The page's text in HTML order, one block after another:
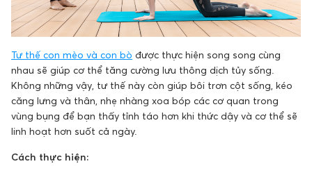
Tư thế con mèo và con bò được thực hiện song song cùng
nhau sẽ giúp cơ thể tăng cường lưu thông dịch tủy sống.
Không những vậy, tư thế này còn giúp bôi trơn cột sống, kéo
căng lưng và thân, nhẹ nhàng xoa bóp các cơ quan trong
vùng bụng để bạn thấy tỉnh táo hơn khi thức dậy và cơ thể sẽ
linh hoạt hơn suốt cả ngày.
Cách thực hiện: